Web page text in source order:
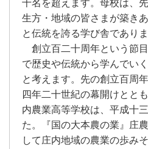
千名を超えます。母校は、
生方・地域の皆さまが築き
と伝統を誇る学び舎でありま
創立百二十周年という節
で歴史や伝統から学んでい
と考えます。先の創立百周
四年二十世紀の幕開けとと
内農業高等学校は、平成十
た。『国の大本農の業』庄
して庄内地域の農業の歩み